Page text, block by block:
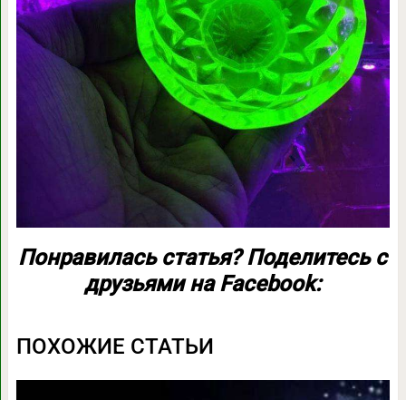
Понравилась статья? Поделитесь с
друзьями на Facebook:
ПОХОЖИЕ СТАТЬИ